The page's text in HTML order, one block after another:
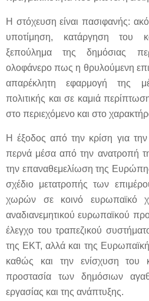
Η στόχευση είναι πασιφανής:
υποτίμηση, κατάργηση του
ξεπούλημα της δημόσιας
ολοφάνερο πως η θρυλούμενη
απαρέκλητη εφαρμογή της
πολιτικής και σε καμιά
στο περιεχόμενο και στο
Η έξοδος από την κρίση για
περνά μέσα από την ανατροπή
την επαναθεμελίωση της
σχέδιο μετατροπής των
χωρών σε κοινό ευρωπαϊκό
αναδιανεμητικού ευρωπαϊκού
έλεγχο του τραπεζικού
της ΕΚΤ, αλλά και της
καθώς και την ενίσχυση του
προστασία των δημόσιων
εργασίας και της ανάπτυξης.